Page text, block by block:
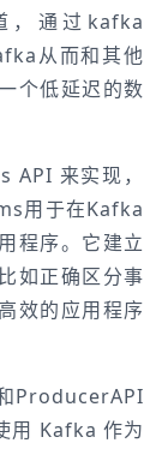
，通过kafka
从而和其他
个低延迟的数
来实现，
用于在Kafka
程序。它建立
如正确区分事
效的应用程序
ProducerAPI
用 Kafka 作为